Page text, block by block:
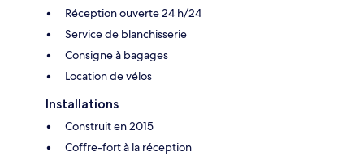
Réception ouverte 24 h/24
Service de blanchisserie
Consigne à bagages
Location de vélos
Installations
Construit en 2015
Coffre-fort à la réception